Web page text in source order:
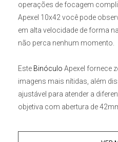
operações de focagem
Apexel 10x42você pode
em alta velocidade de forma
não perca nenhum momento.
Este Binóculo Apexel fornece
imagens mais nítidas, além
ajustável para atender a
objetiva com abertura de
o sofisticado prisma óptico